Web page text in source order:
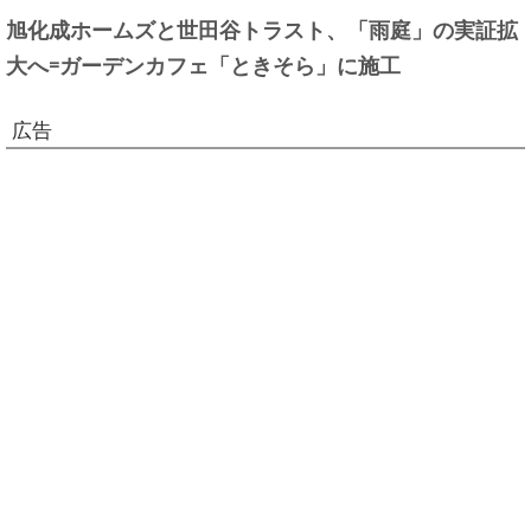
旭化成ホームズと世田谷トラスト、「雨庭」の実証拡
大へ=ガーデンカフェ「ときそら」に施工
広告